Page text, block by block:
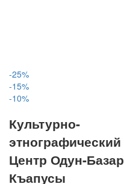
-25%
-15%
-10%
Культурно-
этнографический
Центр Одун-Базар
Къапусы